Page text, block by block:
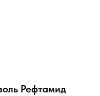
Рефтамид